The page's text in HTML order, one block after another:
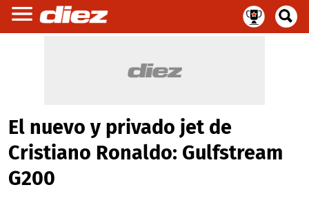
El nuevo y privado jet de
Cristiano Ronaldo: Gulfstream
G200